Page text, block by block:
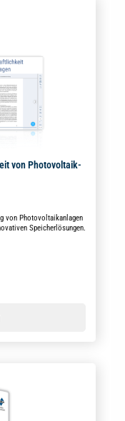
von Photovoltaik-
von Photovoltaikanlagen
Speicherlösungen.